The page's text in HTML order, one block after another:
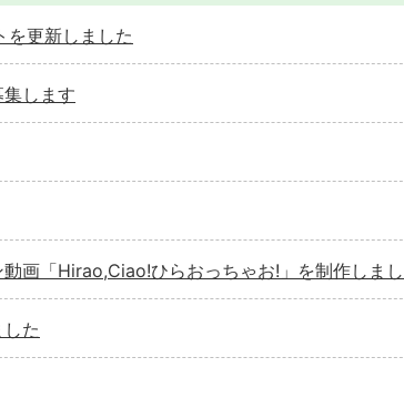
を更新しました
します
画「Hirao,Ciao!ひらおっちゃお!」を制作しま
た